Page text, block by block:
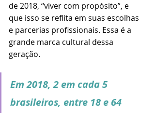
de 2018, “viver com propósito”, e
que isso se reflita em suas escolhas
e parcerias profissionais. Essa é a
grande marca cultural dessa
geração.
Em 2018, 2 em cada 5
brasileiros, entre 18 e 64